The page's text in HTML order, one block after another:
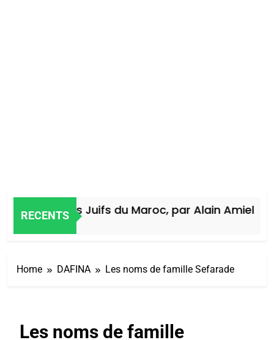
RECENTS
des Juifs du Maroc, par Alain Amiel
Home DAFINA Les noms de famille Sefarade
Les noms de famille